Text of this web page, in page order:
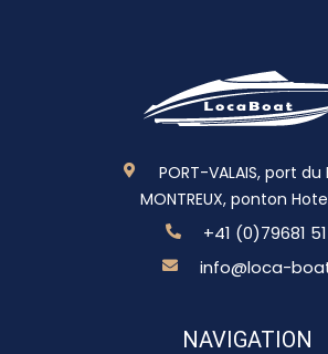
PORT-VALAIS, port
MONTREUX, ponton
+41 (0)79681
info@loca-
NAVIGATION